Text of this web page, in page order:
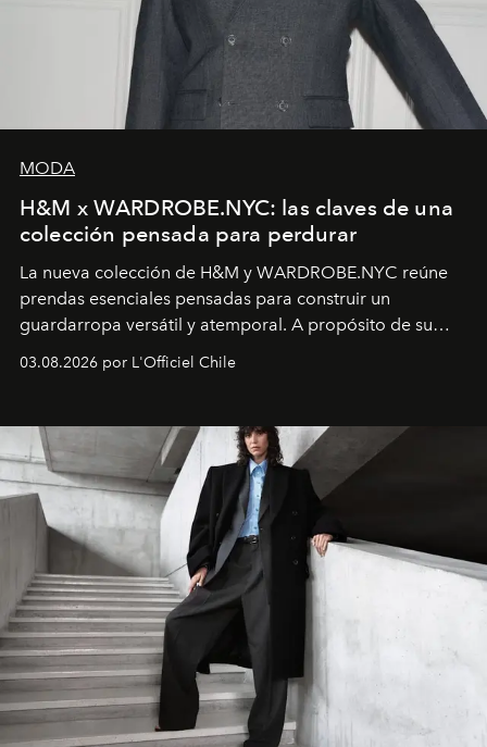
MODA
H&M x WARDROBE.NYC: las claves de una
colección pensada para perdurar
La nueva colección de H&M y WARDROBE.NYC reúne
prendas esenciales pensadas para construir un
guardarropa versátil y atemporal. A propósito de su
la asesora creativa y jefa de diseño global de la marca
y la filosofía detrás de la propuesta.
03.08.2026 por L'Officiel Chile